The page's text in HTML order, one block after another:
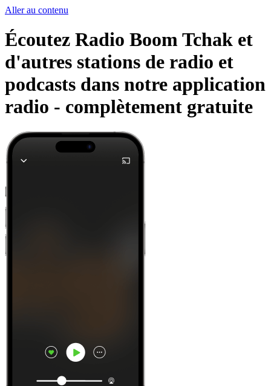
Aller au contenu
Écoutez Radio Boom Tchak et
d'autres stations de radio et
podcasts dans notre application
radio - complètement gratuite